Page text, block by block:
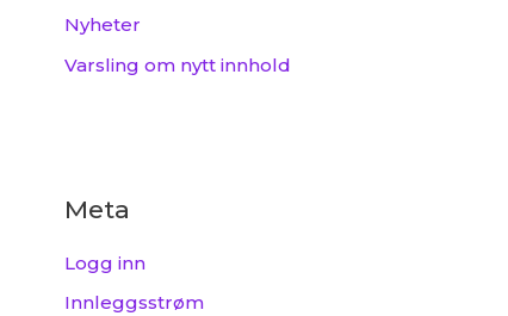
Nyheter
Varsling om nytt innhold
Meta
Logg inn
Innleggsstrøm